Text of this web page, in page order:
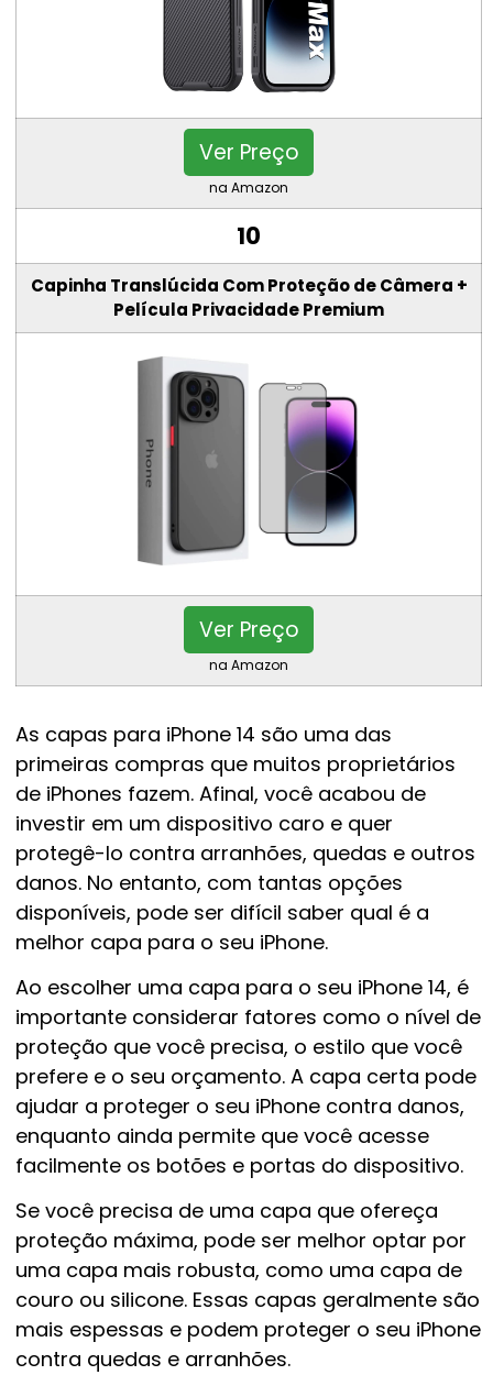
Ver Preço
na Amazon
10
Capinha Translúcida Com Proteção de Câmera +
Película Privacidade Premium
Ver Preço
na Amazon
As capas para iPhone 14 são uma das
primeiras compras que muitos proprietários
de iPhones fazem. Afinal, você acabou de
investir em um dispositivo caro e quer
protegê-lo contra arranhões, quedas e outros
danos. No entanto, com tantas opções
disponíveis, pode ser difícil saber qual é a
melhor capa para o seu iPhone.
Ao escolher uma capa para o seu iPhone 14, é
importante considerar fatores como o nível de
proteção que você precisa, o estilo que você
prefere e o seu orçamento. A capa certa pode
ajudar a proteger o seu iPhone contra danos,
enquanto ainda permite que você acesse
facilmente os botões e portas do dispositivo.
Se você precisa de uma capa que ofereça
proteção máxima, pode ser melhor optar por
uma capa mais robusta, como uma capa de
couro ou silicone. Essas capas geralmente são
mais espessas e podem proteger o seu iPhone
contra quedas e arranhões.